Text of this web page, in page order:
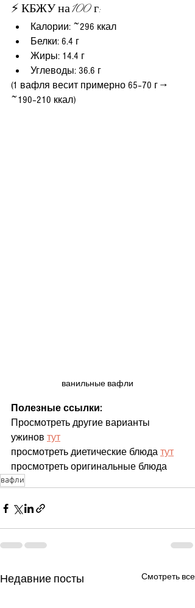
⚡ КБЖУ на 100 г:
Калории: ~296 ккал
Белки: 6.4 г
Жиры: 14.4 г
Углеводы: 36.6 г
(1 вафля весит примерно 65–70 г →
~190–210 ккал)
ванильные вафли
Полезные ссылки:
Просмотреть другие варианты
ужинов тут
просмотреть диетические блюда тут
просмотреть оригинальные блюда
вафли
Недавние посты Смотреть все